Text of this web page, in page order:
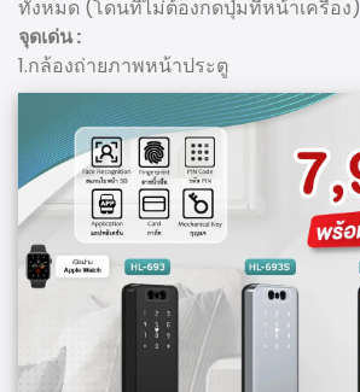
ทั้งหมด (โดนที่ไม่ต้องกดปุ่มที่หน้าเครื่อง)
จุดเด่น :
1.กล้องถ่ายภาพหน้าประตู